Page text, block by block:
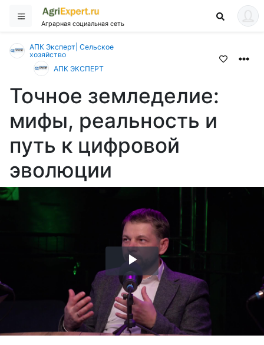
Аграрная социальная сеть
АПК Эксперт| Сельское
хозяйство
АПК ЭКСПЕРТ
Точное земледелие:
мифы, реальность и
путь к цифровой
эволюции
Воспроизвести
видео